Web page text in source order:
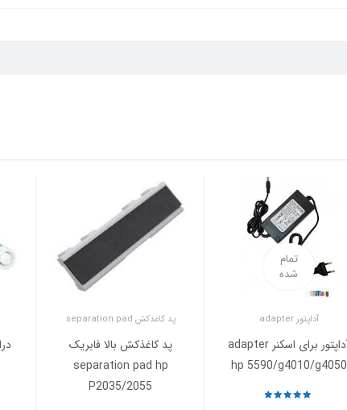
تمام
شده
آداپتور adapter
آداپتور برای اسکنر adapter
hp 5590/g4010/g4050
پد کاغذکش separation pad
پد کاغذکش بالا فابریک
separation pad hp
P2035/2055